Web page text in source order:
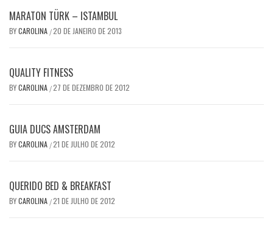
MARATON TÜRK – ISTAMBUL
BYCAROLINA /20 DE JANEIRO DE 2013
QUALITY FITNESS
BYCAROLINA /27 DE DEZEMBRO DE 2012
GUIA DUCS AMSTERDAM
BYCAROLINA /21 DE JULHO DE 2012
QUERIDO BED & BREAKFAST
BYCAROLINA /21 DE JULHO DE 2012